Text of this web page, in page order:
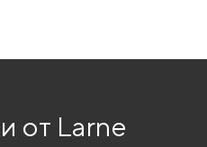
от Larne